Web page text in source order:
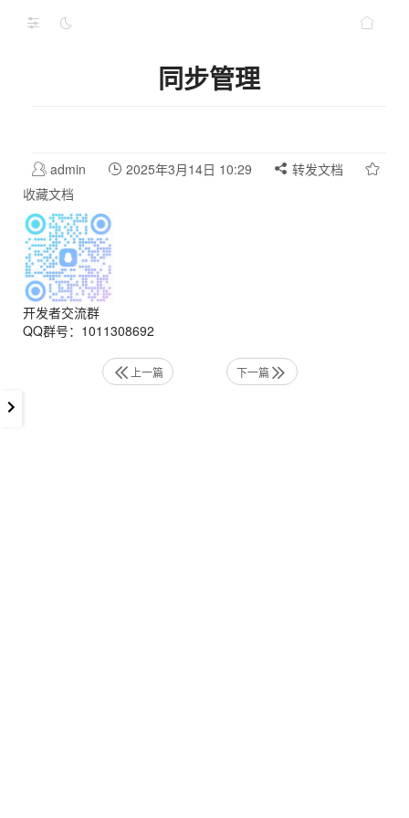
同步管理
admin 2025年3月14日 10:29
转发文档
收藏文档
开发者交流群
QQ群号：1011308692
上一篇 下一篇